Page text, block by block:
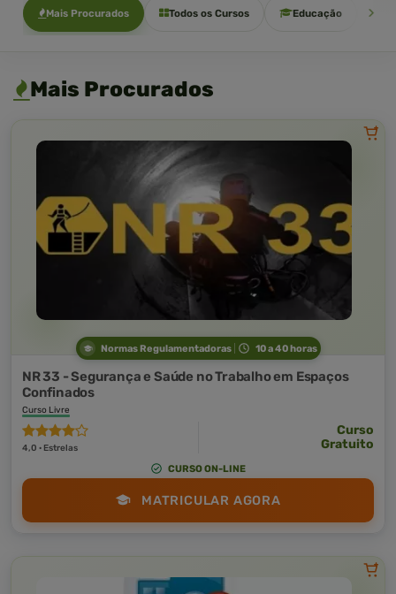
Mais Procurados Todos os Cursos Educação
Mais Procurados
Normas Regulamentadoras 10 a 40 horas
NR 33 - Segurança e Saúde no Trabalho em Espaços
Confinados
Curso Livre
4,0 · Estrelas
Curso
Gratuito
CURSO ON-LINE
MATRICULAR AGORA